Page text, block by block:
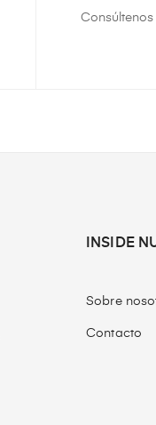
INSIDE
Sobre
Contacto